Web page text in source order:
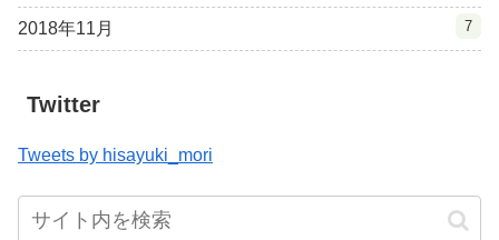
2018年11月 7
Twitter
Tweets by hisayuki_mori